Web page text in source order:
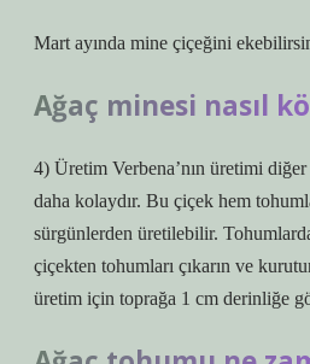
Mart ayında mine çiçeğini
Ağaç minesi nasıl
4) Üretim Verbena’nın üretimi
daha kolaydır. Bu çiçek hem
sürgünlerden üretilebilir.
çiçekten tohumları çıkarın ve
üretim için toprağa 1 cm derinliğe